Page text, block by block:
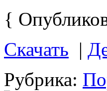
{
Скачать |
Рубрика: